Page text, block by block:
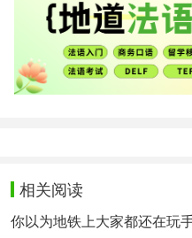
相关阅读
你以为地铁上大家都还在玩